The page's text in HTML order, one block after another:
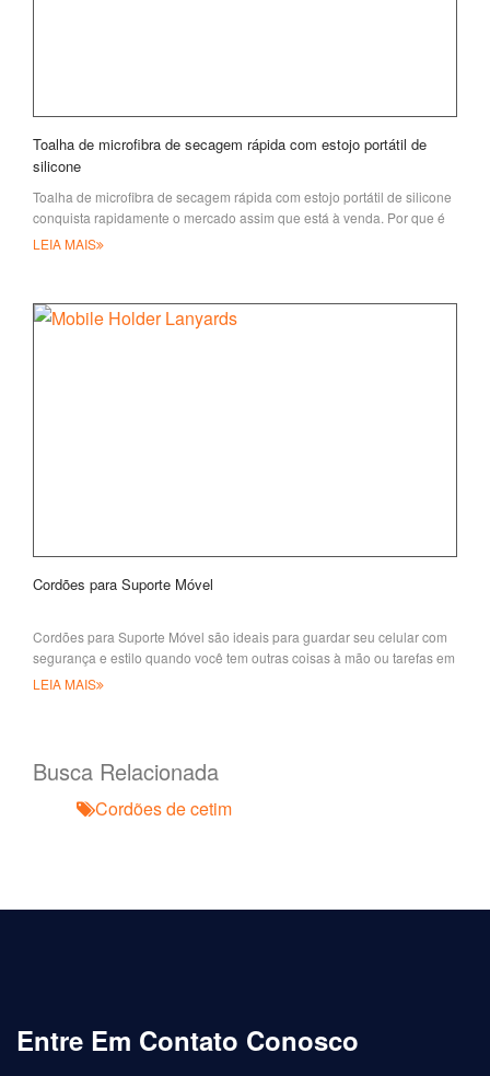
Toalha de microfibra de secagem rápida com estojo portátil de
silicone
Toalha de microfibra de secagem rápida com estojo portátil de silicone
conquista rapidamente o mercado assim que está à venda. Por que é
tão populoso
LEIA MAIS
Cordões para Suporte Móvel
Cordões para Suporte Móvel são ideais para guardar seu celular com
segurança e estilo quando você tem outras coisas à mão ou tarefas em
prática
LEIA MAIS
Busca Relacionada
Cordões de cetim
Entre Em Contato Conosco